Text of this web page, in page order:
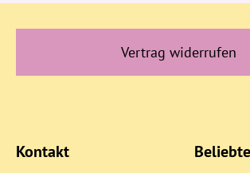
Vertrag widerrufen
Kontakt